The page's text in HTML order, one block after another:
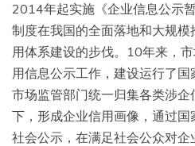
2014年起实施《企业信息公示
制度在我国的全面落地和大规
用体系建设的步伐。10年来，
用信息公示工作，建设运行了国
市场监管部门统一归集各类涉
下，形成企业信用画像，通过
社会公示，在满足社会公众对